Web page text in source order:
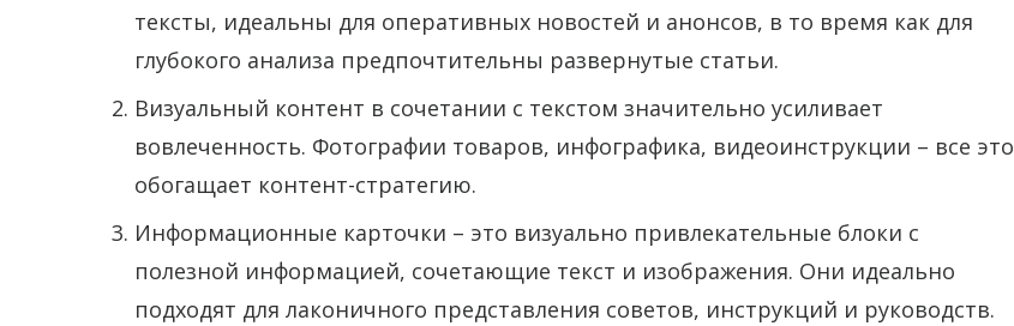
тексты, идеальны для оперативных новостей и анонсов, в то время как для
глубокого анализа предпочтительны развернутые статьи.
Визуальный контент в сочетании с текстом значительно усиливает
вовлеченность. Фотографии товаров, инфографика, видеоинструкции – все это
обогащает контент-стратегию.
Информационные карточки – это визуально привлекательные блоки с
полезной информацией, сочетающие текст и изображения. Они идеально
подходят для лаконичного представления советов, инструкций и руководств.